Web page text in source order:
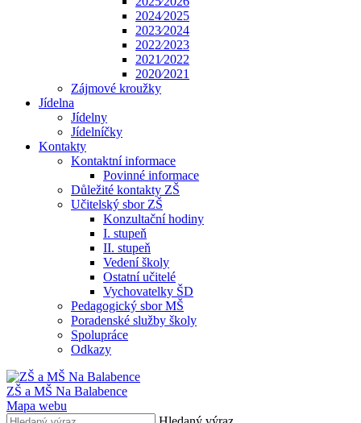
2024⁄2025
2023⁄2024
2022⁄2023
2021⁄2022
2020⁄2021
Zájmové kroužky
Jídelna
Jídelny
Jídelníčky
Kontakty
Kontaktní informace
Povinné informace
Důležité kontakty ZŠ
Učitelský sbor ZŠ
Konzultační hodiny
I. stupeň
II. stupeň
Vedení školy
Ostatní učitelé
Vychovatelky ŠD
Pedagogický sbor MŠ
Poradenské služby školy
Spolupráce
Odkazy
ZŠ a MŠ Na Balabence
Mapa webu